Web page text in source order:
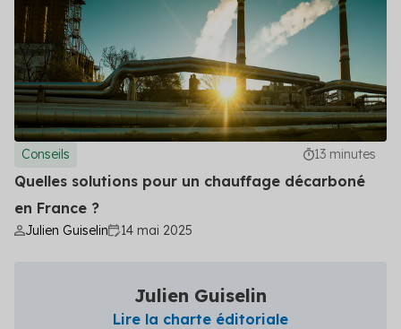
Découvrez les primes auxquelles vous pouvez
prétendre
Voir toutes les solutions
Voir toutes les solutions
Solutions par secteur
Agriculture
Copropriété
Logement social
Conseils 13 minutes
Quelles solutions pour un chauffage décarboné
en France ?
Julien Guiselin 14 mai 2025
Julien Guiselin
Lire la charte éditoriale